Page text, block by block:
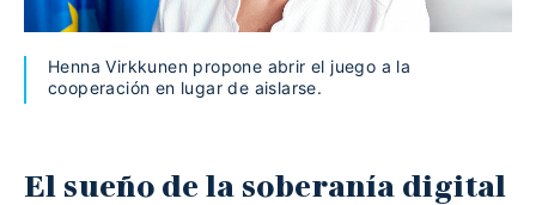
Henna Virkkunen propone abrir el juego a la
cooperación en lugar de aislarse.
El sueño de la soberanía digital